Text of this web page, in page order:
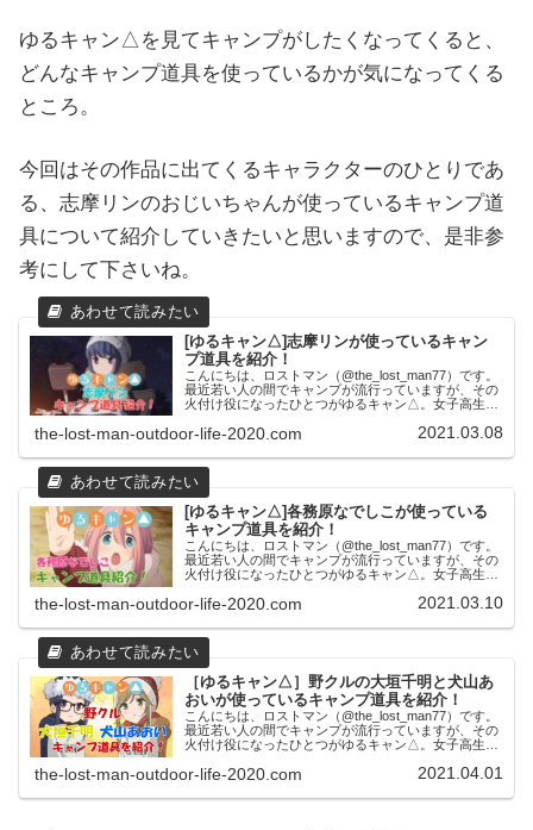
ゆるキャン△を見てキャンプがしたくなってくると、
どんなキャンプ道具を使っているかが気になってくる
ところ。
今回はその作品に出てくるキャラクターのひとりであ
る、志摩リンのおじいちゃんが使っているキャンプ道
具について紹介していきたいと思いますので、是非参
考にして下さいね。
[ゆるキャン△]志摩リンが使っているキャン
プ道具を紹介！
こんにちは、ロストマン（@the_lost_man77）です。
最近若い人の間でキャンプが流行っていますが、その
火付け役になったひとつがゆるキャン△。女子高生が
癒されるんですよね。今回はその作品...
the-lost-man-outdoor-life-2020.com 2021.03.08
[ゆるキャン△]各務原なでしこが使っている
キャンプ道具を紹介！
こんにちは、ロストマン（@the_lost_man77）です。
最近若い人の間でキャンプが流行っていますが、その
火付け役になったひとつがゆるキャン△。女子高生が
癒されるんですよね。ゆるキャン△を...
the-lost-man-outdoor-life-2020.com 2021.03.10
［ゆるキャン△］野クルの大垣千明と犬山あ
おいが使っているキャンプ道具を紹介！
こんにちは、ロストマン（@the_lost_man77）です。
最近若い人の間でキャンプが流行っていますが、その
火付け役になったひとつがゆるキャン△。女子高生が
癒されるんですよね。ゆるキャン△を...
the-lost-man-outdoor-life-2020.com 2021.04.01